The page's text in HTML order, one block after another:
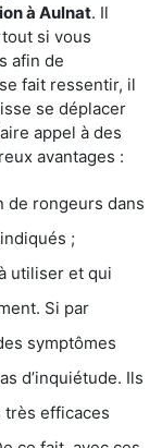
à Aulnat. Il
si vous
afin de
fait ressentir, il
se déplacer
appel à des
avantages :
de rongeurs dans
;
utiliser et qui
Si par
symptômes
d’inquiétude. Ils
très efficaces